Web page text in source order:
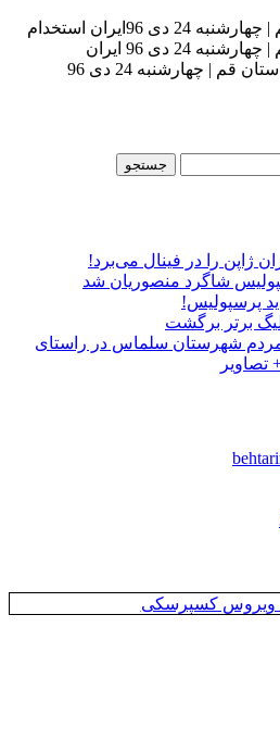
روزنامه استخدامی استان قم | چهارشنبه 24 دی 96ایران استخدام
روزنامه استخدامی استان قم | چهارشنبه 24 دی 96 ایران
قم | چهارشنبه 24 دی 96
ژاپن را در فینال می‌برد!
شاگرد منصوریان شد
پرسپولیس!
برتر برگشت
مردم شهرستان سلماس در راستای
تصاویر
ویروس کسپرسکی